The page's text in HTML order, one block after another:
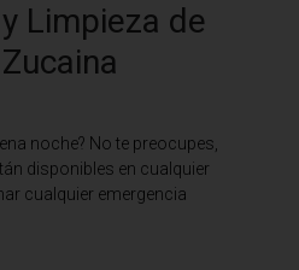
Limpieza de
noche? No te preocupes,
disponibles en cualquier
cualquier emergencia